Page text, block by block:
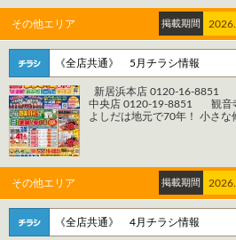
お電話でのお問い合わせはこ
ームよしだ】 ＊＊＊新居浜
西の土居町1-3-42 電話：
＊＊ 住所：愛媛県西条市大
0120-17-8851 ＊＊＊四国中
＊＊ 住所：香川県観音寺市
WEBからのご相談・お見積
yoshida.com/contact/ WEB
国中央市、観音寺市、三豊市
対応エリアとしています。
その他エリア 掲載期間
《全店共通》 5月チラシ情報
新居浜本店 0120-16-
中央店 0120-19-8851 観音
よしだは地元で70年！ 小さ
お電話でのお問い合わせはこ
ームよしだ】 ＊＊＊新居浜
西の土居町1-3-42 電話：
＊＊ 住所：愛媛県西条市大
0120-17-8851 ＊＊＊四国中
その他エリア 掲載期間
《全店共通》 4月チラシ情報